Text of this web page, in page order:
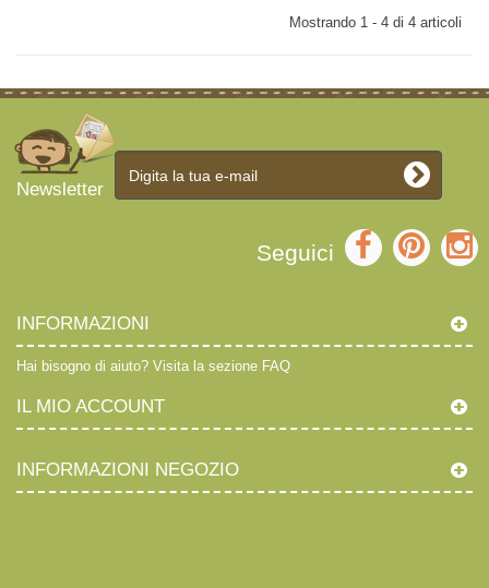
Mostrando 1 - 4 di 4 articoli
Newsletter
Seguici
INFORMAZIONI
Hai bisogno di aiuto? Visita la sezione FAQ
IL MIO ACCOUNT
INFORMAZIONI NEGOZIO